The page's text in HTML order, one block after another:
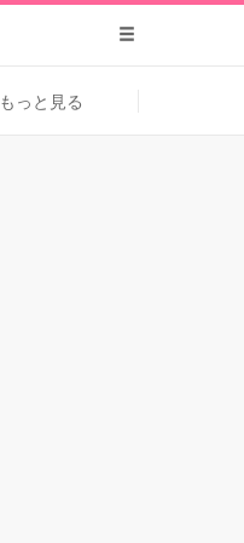
もっと見る